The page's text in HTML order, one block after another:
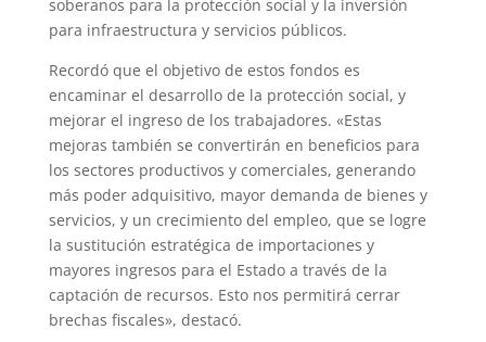
soberanos para la protección social y la inversión
para infraestructura y servicios públicos.
Recordó que el objetivo de estos fondos es
encaminar el desarrollo de la protección social, y
mejorar el ingreso de los trabajadores. «Estas
mejoras también se convertirán en beneficios para
los sectores productivos y comerciales, generando
más poder adquisitivo, mayor demanda de bienes y
servicios, y un crecimiento del empleo, que se logre
la sustitución estratégica de importaciones y
mayores ingresos para el Estado a través de la
captación de recursos. Esto nos permitirá cerrar
brechas fiscales», destacó.